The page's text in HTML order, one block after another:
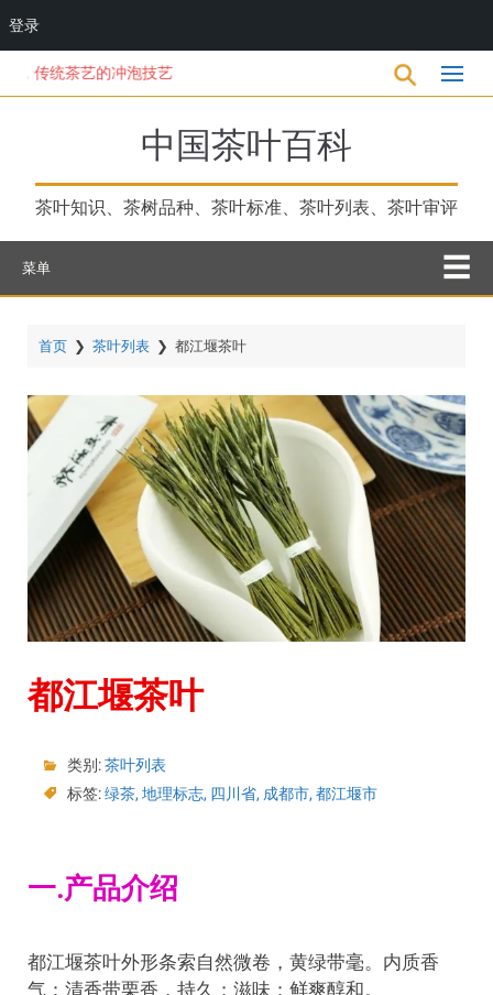
到
茶艺的冲泡技艺
中国茶叶百科
茶叶知识、茶树品种、茶叶标准、茶叶列表、茶叶审评
菜单
首页 ❯ 茶叶列表 ❯ 都江堰茶叶
都江堰茶叶
类别:茶叶列表
标签:绿茶, 地理标志, 四川省, 成都市, 都江堰市
一.产品介绍
都江堰茶叶外形条索自然微卷，黄绿带毫。内质香
气：清香带栗香，持久；滋味：鲜爽醇和。
登录